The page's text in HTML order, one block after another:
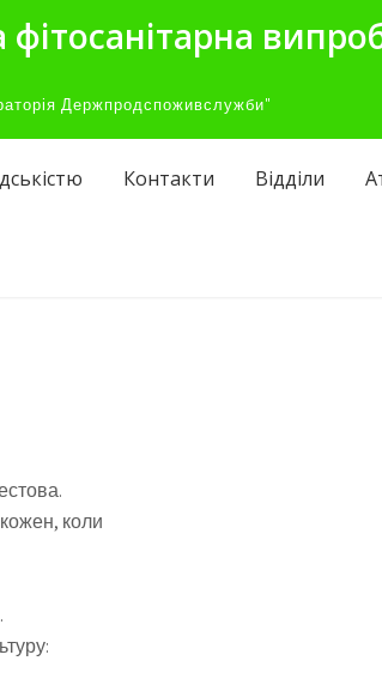
Держпродспоживслужби"
Контакти Відділи
коли